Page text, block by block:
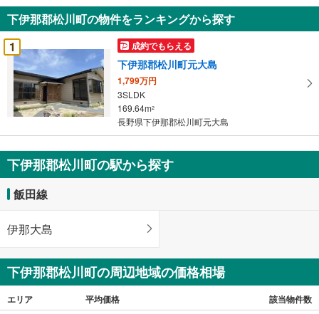
知
を
受
け
取
る
・
条
件
を
マ
イ
ペ
ジ
保
存
す
る
下伊那郡松川町の物件をランキングから探す
1
成約でもらえる
下伊那郡松川町元大島
1,799万円
3SLDK
169.64m2
長野県下伊那郡松川町元大島
下伊那郡松川町の駅から探す
飯田線
伊那大島
下伊那郡松川町の周辺地域の価格相場
エリア 平均価格 該当物件数